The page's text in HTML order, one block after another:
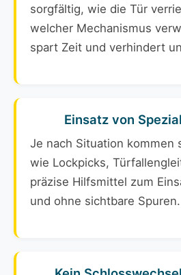
sorgfältig, wie die Tür
welcher Mechanismus
spart Zeit und verhindert
Einsatz von
Je nach Situation kommen
wie Lockpicks,
präzise Hilfsmittel zum
und ohne sichtbare Spuren.